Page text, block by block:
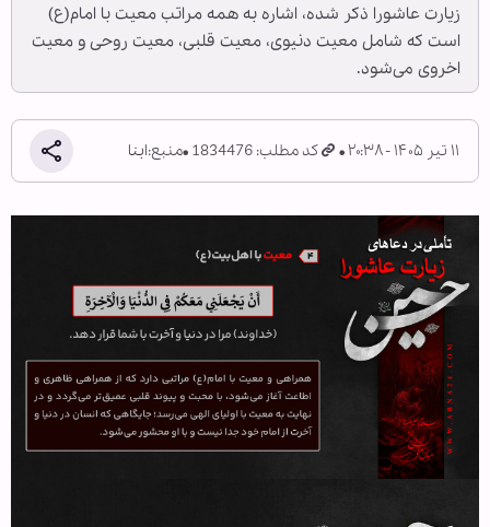
زیارت عاشورا ذکر شده، اشاره به همه مراتب معیت با امام(ع)
است که شامل معیت دنیوی، معیت قلبی، معیت روحی و معیت
اخروی می‌شود.
۱۱ تیر ۱۴۰۵ - ۲۰:۳۸ کد مطلب: 1834476 منبع:ابنا